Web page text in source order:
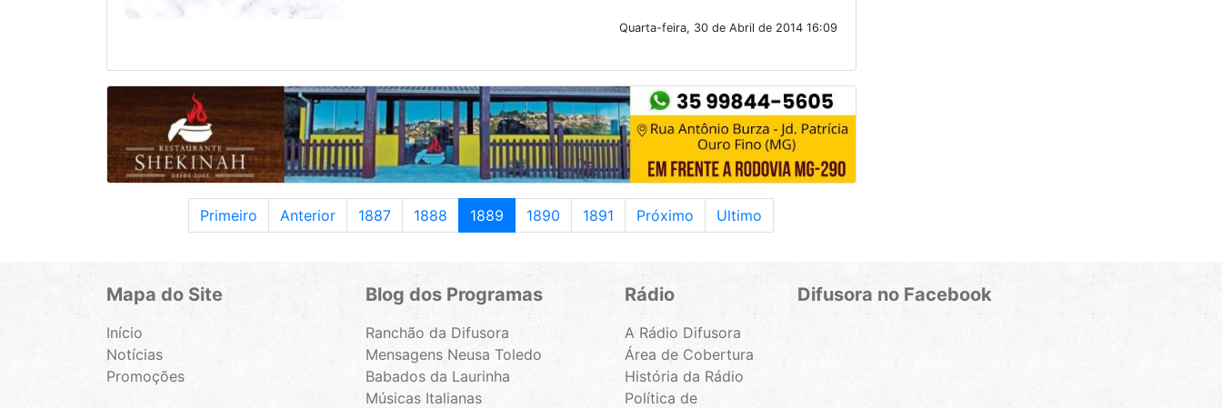
Quarta-feira, 30 de Abril de 2014 16:09
Primeiro Anterior 1887 1888 1889 1890 1891 Próximo Ultimo
Mapa do Site
Início
Notícias
Promoções
Blog dos Programas
Ranchão da Difusora
Mensagens Neusa Toledo
Babados da Laurinha
Músicas Italianas
Rádio
A Rádio Difusora
Área de Cobertura
História da Rádio
Política de
Difusora no Facebook